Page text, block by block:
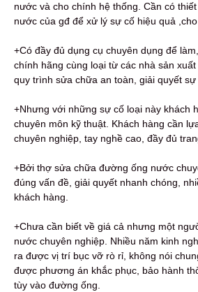
nước và cho chính hệ thống. Cần có
nước của gđ để xử lý sự cố hiệu quả
+Có đầy đủ dụng cụ chuyên dụng để
chính hãng cùng loại từ các nhà sản
quy trình sửa chữa an toàn, giải quyết sự
+Nhưng với những sự cố loại này khách
chuyên môn kỹ thuật. Khách hàng cần
chuyên nghiệp, tay nghề cao, đầy đủ
+Bởi thợ sửa chữa đường ống nước
đúng vấn đề, giải quyết nhanh chóng,
khách hàng.
+Chưa cần biết về giá cả nhưng một
nước chuyên nghiệp. Nhiều năm kinh
ra được vị trí bục vỡ rò rỉ, không nói
được phương án khắc phục, bảo hành
tùy vào đường ống.